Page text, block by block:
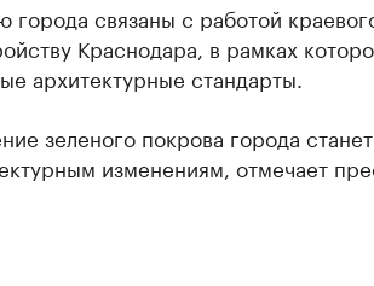
города связаны с работой
Краснодара, в рамках
архитектурные стандарты.
зеленого покрова города
изменениям, отмечает